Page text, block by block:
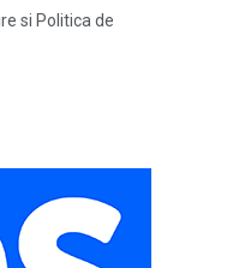
si Politica de